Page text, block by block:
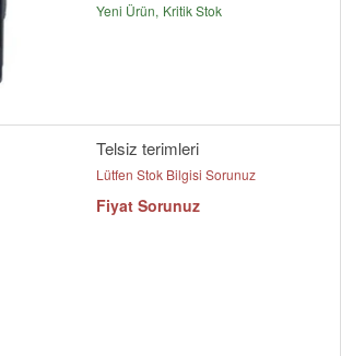
Yeni Ürün Kritik Stok
Telsiz terimleri
Lütfen Stok Bilgisi Sorunuz
Fiyat Sorunuz